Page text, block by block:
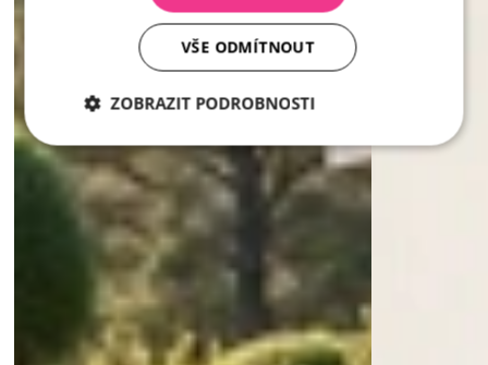
VŠE ODMÍTNOUT
ZOBRAZIT PODROBNOSTI
Nezbytně
nutné
soubory
Analytika Marketing
Nezbytně nutné soubory
Analytika